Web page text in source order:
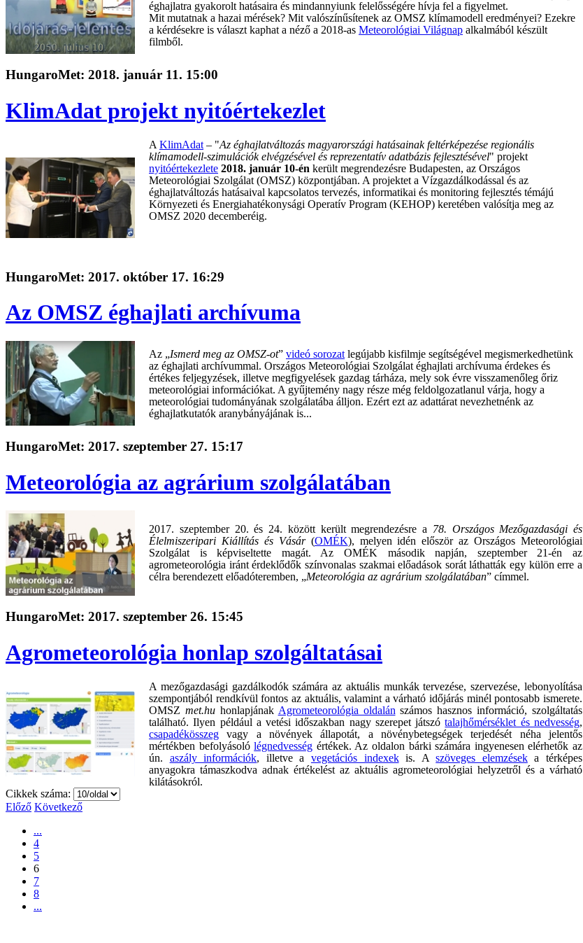
éghajlatra gyakorolt hatásaira és mindannyiunk felelősségére hívja fel a figyelmet.
Mit mutatnak a hazai mérések? Mit valószínűsítenek az OMSZ klímamodell eredményei? Ezekre
a kérdésekre is választ kaphat a néző a 2018-as Meteorológiai Világnap alkalmából készült
filmből.
HungaroMet: 2018. január 11. 15:00
KlimAdat projekt nyitóértekezlet
A KlimAdat – "Az éghajlatváltozás magyarországi hatásainak feltérképezése regionális
klímamodell-szimulációk elvégzésével és reprezentatív adatbázis fejlesztésével" projekt
nyitóértekezlete 2018. január 10-én került megrendezésre Budapesten, az Országos
Meteorológiai Szolgálat (OMSZ) központjában. A projektet a Vízgazdálkodással és az
éghajlatváltozás hatásaival kapcsolatos tervezés, informatikai és monitoring fejlesztés témájú
Környezeti és Energiahatékonysági Operatív Program (KEHOP) keretében valósítja meg az
OMSZ 2020 decemberéig.
HungaroMet: 2017. október 17. 16:29
Az OMSZ éghajlati archívuma
Az „Ismerd meg az OMSZ-ot” videó sorozat legújabb kisfilmje segítségével megismerkedhetünk
az éghajlati archívummal. Országos Meteorológiai Szolgálat éghajlati archívuma érdekes és
értékes feljegyzések, illetve megfigyelések gazdag tárháza, mely sok évre visszamenőleg őriz
meteorológiai információkat. A gyűjtemény nagy része még feldolgozatlanul várja, hogy a
meteorológiai tudományának szolgálatába álljon. Ezért ezt az adattárat nevezhetnénk az
éghajlatkutatók aranybányájának is...
HungaroMet: 2017. szeptember 27. 15:17
Meteorológia az agrárium szolgálatában
2017. szeptember 20. és 24. között került megrendezésre a 78. Országos Mezőgazdasági és
Élelmiszeripari Kiállítás és Vásár(OMÉK), melyen idén először az Országos Meteorológiai
Szolgálat is képviseltette magát. Az OMÉK második napján, szeptember 21-én az
agrometeorológia iránt érdeklődők színvonalas szakmai előadások sorát láthatták egy külön erre a
célra berendezett előadóteremben, „Meteorológia az agrárium szolgálatában” címmel.
HungaroMet: 2017. szeptember 26. 15:45
Agrometeorológia honlap szolgáltatásai
A mezőgazdasági gazdálkodók számára az aktuális munkák tervezése, szervezése, lebonyolítása
szempontjából rendkívül fontos az aktuális, valamint a várható időjárás minél pontosabb ismerete.
OMSZ met.huhonlapjának Agrometeorológia oldalán számos hasznos információ, szolgáltatás
található. Ilyen például a vetési időszakban nagy szerepet játszótalajhőmérséklet és nedvesség,
csapadékösszeg vagy a növények állapotát, a növénybetegségek terjedését néha jelentős
mértékben befolyásolólégnedvesség értékek. Az oldalon bárki számára ingyenesen elérhetők az
ún. aszály információk, illetve a vegetációs indexekis. Aszöveges elemzéseka térképes
anyagokra támaszkodva adnak értékelést az aktuális agrometeorológiai helyzetről és a várható
kilátásokról.
Cikkek száma:
Előző Következő
...
4
5
6
7
8
...